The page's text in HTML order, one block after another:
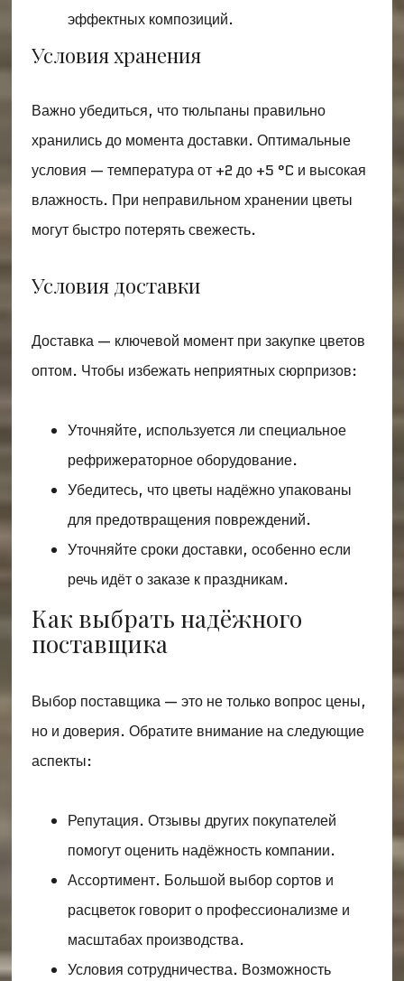
эффектных композиций.
Условия хранения
Важно убедиться, что тюльпаны правильно
хранились до момента доставки. Оптимальные
условия — температура от +2 до +5 °C и высокая
влажность. При неправильном хранении цветы
могут быстро потерять свежесть.
Условия доставки
Доставка — ключевой момент при закупке цветов
оптом. Чтобы избежать неприятных сюрпризов:
Уточняйте, используется ли специальное
рефрижераторное оборудование.
Убедитесь, что цветы надёжно упакованы
для предотвращения повреждений.
Уточняйте сроки доставки, особенно если
речь идёт о заказе к праздникам.
Как выбрать надёжного
поставщика
Выбор поставщика — это не только вопрос цены,
но и доверия. Обратите внимание на следующие
аспекты:
Репутация. Отзывы других покупателей
помогут оценить надёжность компании.
Ассортимент. Большой выбор сортов и
расцветок говорит о профессионализме и
масштабах производства.
Условия сотрудничества. Возможность